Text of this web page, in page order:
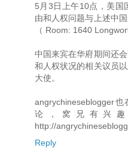
5月3日上午10点，美国
由和人权问题与上述中
（ Room: 1640
中国来宾在华府期间还
和人权状况的相关议员
大使。
angrychineseblogger
论，窝兄有兴
http://
Reply